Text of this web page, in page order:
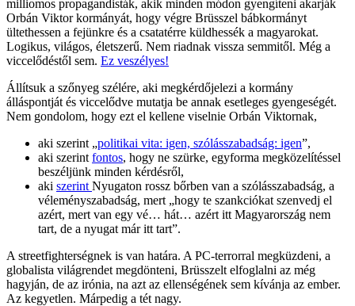
milliomos propagandisták, akik minden módon gyengíteni akarják
Orbán Viktor kormányát, hogy végre Brüsszel bábkormányt
ültethessen a fejünkre és a csatatérre küldhessék a magyarokat.
Logikus, világos, életszerű. Nem riadnak vissza semmitől. Még a
viccelődéstől sem. Ez veszélyes!
Állítsuk a szőnyeg szélére, aki megkérdőjelezi a kormány
álláspontját és viccelődve mutatja be annak esetleges gyengeségét.
Nem gondolom, hogy ezt el kellene viselnie Orbán Viktornak,
aki szerint „politikai vita: igen, szólásszabadság: igen”,
aki szerint fontos, hogy ne szürke, egyforma megközelítéssel
beszéljünk minden kérdésről,
aki szerint Nyugaton rossz bőrben van a szólásszabadság, a
véleményszabadság, mert „hogy te szankciókat szenvedj el
azért, mert van egy vé… hát… azért itt Magyarország nem
tart, de a nyugat már itt tart”.
A streetfighterségnek is van határa. A PC-terrorral megküzdeni, a
globalista világrendet megdönteni, Brüsszelt elfoglalni az még
hagyján, de az irónia, na azt az ellenségének sem kívánja az ember.
Az kegyetlen. Márpedig a tét nagy.